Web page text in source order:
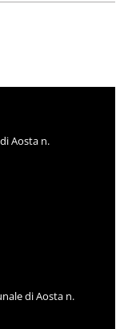
Aosta n.
di Aosta n.